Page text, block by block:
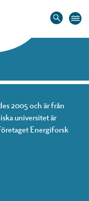
2005 och är från
universitet är
Energiforsk